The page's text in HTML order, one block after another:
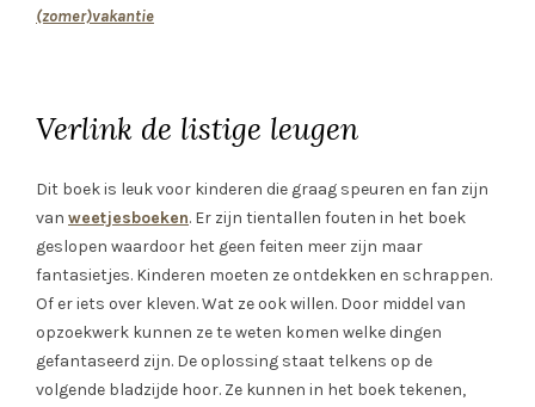
(zomer)vakantie
Verlink de listige leugen
Dit boek is leuk voor kinderen die graag speuren en fan zijn
van weetjesboeken. Er zijn tientallen fouten in het boek
geslopen waardoor het geen feiten meer zijn maar
fantasietjes. Kinderen moeten ze ontdekken en schrappen.
Of er iets over kleven. Wat ze ook willen. Door middel van
opzoekwerk kunnen ze te weten komen welke dingen
gefantaseerd zijn. De oplossing staat telkens op de
volgende bladzijde hoor. Ze kunnen in het boek tekenen,